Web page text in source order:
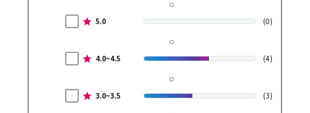
5.0 (0)
4.0~4.5 (4)
3.0~3.5 (3)